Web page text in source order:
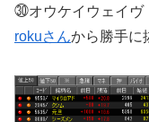
㉚オウケイウェイヴ
rokuさんから勝手に